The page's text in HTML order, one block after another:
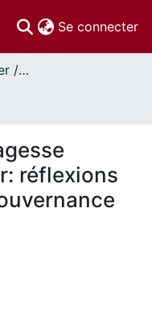
Se connecter
École de gestion Telfer // Telfer School of Management
réflexions